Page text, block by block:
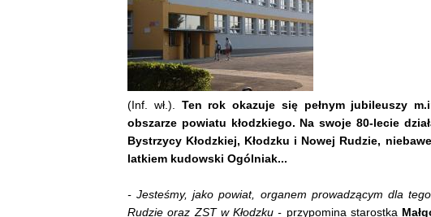
(Inf. wł.). Ten rok okazuje się pełnym jubileuszy
obszarze powiatu kłodzkiego. Na swoje 80-lecie
Bystrzycy Kłodzkiej, Kłodzku i Nowej Rudzie,
latkiem kudowski Ogólniak...
- Jesteśmy, jako powiat, organem prowadzącym dla
Rudzie oraz ZST w Kłodzku - przypomina starostka